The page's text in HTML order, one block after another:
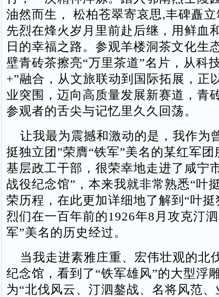
油然而生， 松柏苍翠寄哀思,丰碑矗
先烈在烽火岁月里前赴后继，用鲜血
日的幸福之路。参观羊楼洞茶文化生
壁青砖茶擦亮“万里茶道”名片，从科
+”融合，从文旅联动到国际拓展，正
业突围，迈向高质量发展新赛道，青
参观者的舌尖与记忆里久久回荡。
让我最为震撼和激动的是，我作为
挺独立团”荣膺“铁军”美名的某红军
基层政工干部，很荣幸地走进了咸宁
战役纪念馆”，本来我就非常熟悉“叶
荣历程，在此更加详细地了解到“叶挺
烈们在一百年前的1926年8月攻克汀
军”美名的历史经过。
当我走进素雅庄重、宏伟壮观的北
纪念馆，看到了“铁军雄风”的大型浮
为“北伐风云、汀泗鏊战、名将风范